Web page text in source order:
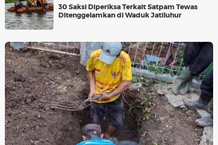
30 Saksi Diperiksa Terkait Satpam Tewas
Ditenggelamkan di Waduk Jatiluhur